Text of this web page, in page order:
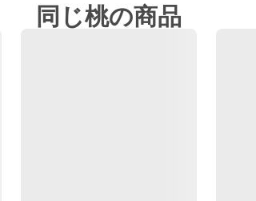
同じ桃の商品